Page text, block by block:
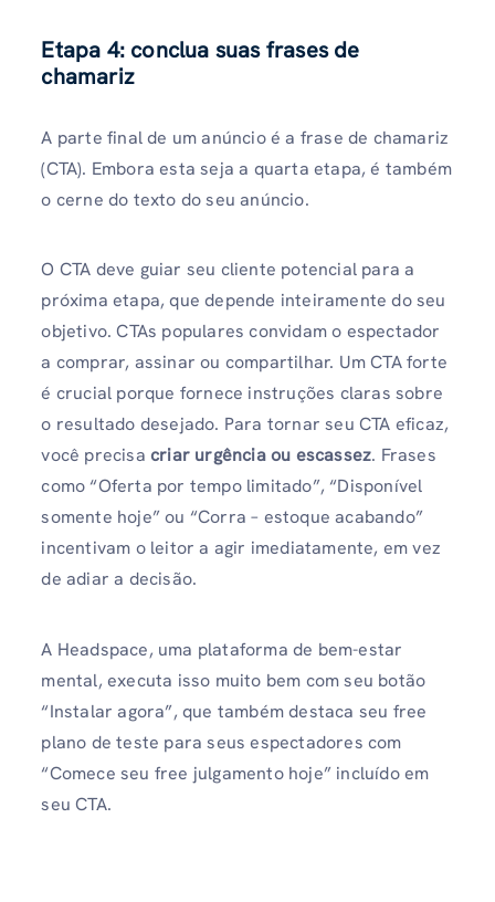
Etapa 4: conclua suas frases de
chamariz
A parte final de um anúncio é a frase de chamariz
(CTA). Embora esta seja a quarta etapa, é também
o cerne do texto do seu anúncio.
O CTA deve guiar seu cliente potencial para a
próxima etapa, que depende inteiramente do seu
objetivo. CTAs populares convidam o espectador
a comprar, assinar ou compartilhar. Um CTA forte
é crucial porque fornece instruções claras sobre
o resultado desejado. Para tornar seu CTA eficaz,
você precisa criar urgência ou escassez. Frases
como “Oferta por tempo limitado”, “Disponível
somente hoje” ou “Corra – estoque acabando”
incentivam o leitor a agir imediatamente, em vez
de adiar a decisão.
A Headspace, uma plataforma de bem-estar
mental, executa isso muito bem com seu botão
“Instalar agora”, que também destaca seu free
plano de teste para seus espectadores com
“Comece seu free julgamento hoje” incluído em
seu CTA.